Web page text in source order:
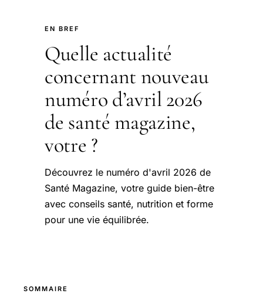
EN BREF
Quelle actualité
concernant nouveau
numéro d’avril 2026
de santé magazine,
votre ?
Découvrez le numéro d'avril 2026 de
Santé Magazine, votre guide bien-être
avec conseils santé, nutrition et forme
pour une vie équilibrée.
SOMMAIRE